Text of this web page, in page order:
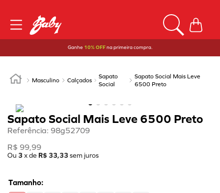
Ganhe 10% OFFna primeira compra.
Masculino Calçados
Sapato
Social
Sapato Social Mais Leve
6500 Preto
Sapato Social Mais Leve 6500 Preto
Referência: 98g52709
R$ 99,99
Ou 3 x de R$ 33,33 sem juros